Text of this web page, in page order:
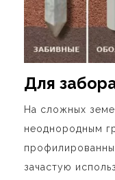
Для
На сложных
неоднородным
зачастую